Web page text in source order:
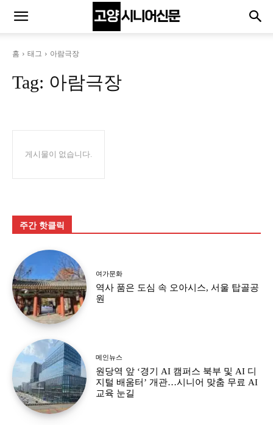
홈 태그 아람극장
Tag: 아람극장
게시물이 없습니다.
주간 핫클릭
여가문화
역사 품은 도심 속 오아시스, 서울 탑골공
원
메인뉴스
원당역 앞 ‘경기 AI 캠퍼스 북부 및 AI 디
지털 배움터’ 개관…시니어 맞춤 무료 AI
교육 눈길